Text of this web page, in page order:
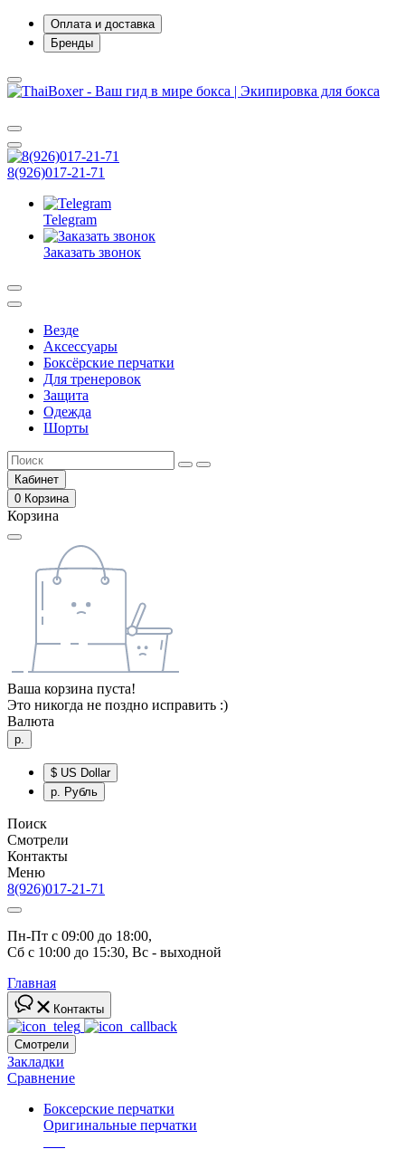
Оплата и доставка
Бренды
8(926)017-21-71
Telegram
Заказать звонок
Везде
Аксессуары
Боксёрские перчатки
Для тренеровок
Защита
Одежда
Шорты
Кабинет
0 Корзина
Корзина
Ваша корзина пуста!
Это никогда не поздно исправить :)
Валюта
р.
$ US Dollar
р. Рубль
Поиск
Смотрели
Контакты
Меню
8(926)017-21-71
Пн-Пт с 09:00 до 18:00,
Сб с 10:00 до 15:30, Вс - выходной
Главная
Контакты
Смотрели
Закладки
Сравнение
Боксерские перчатки
Оригинальные перчатки